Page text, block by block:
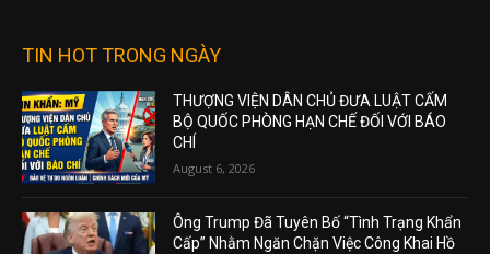
TIN HOT TRONG NGÀY
THƯỢNG VIỆN DÂN CHỦ ĐƯA LUẬT CẤM
BỘ QUỐC PHÒNG HẠN CHẾ ĐỐI VỚI BÁO
CHÍ
August 6, 2026
Ông Trump Đã Tuyên Bố “Tình Trạng Khẩn
Cấp” Nhằm Ngăn Chặn Việc Công Khai Hồ